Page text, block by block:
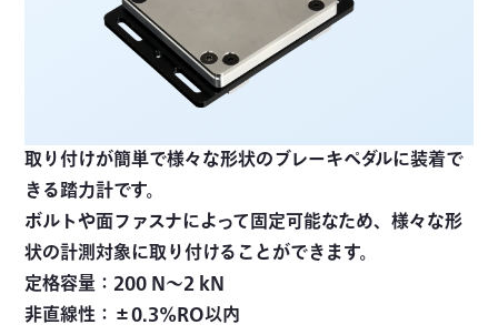
取り付けが簡単で様々な形状のブレーキペダルに装着で
きる踏力計です。
ボルトや面ファスナによって固定可能なため、様々な形
状の計測対象に取り付けることができます。
定格容量：200 N～2 kN